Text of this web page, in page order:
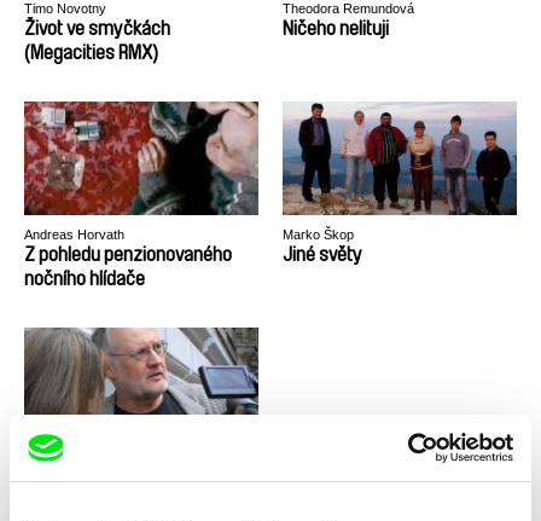
Timo Novotny
Život ve smyčkách
(Megacities RMX)
Theodora Remundová
Ničeho nelituji
Andreas Horvath
Z pohledu penzionovaného
nočního hlídače
Marko Škop
Jiné světy
Jana Boková
Bye bye Shanghai / CZ verze